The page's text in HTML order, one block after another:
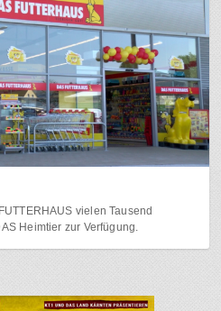
vielen Tausend
Heimtier zur Verfügung.